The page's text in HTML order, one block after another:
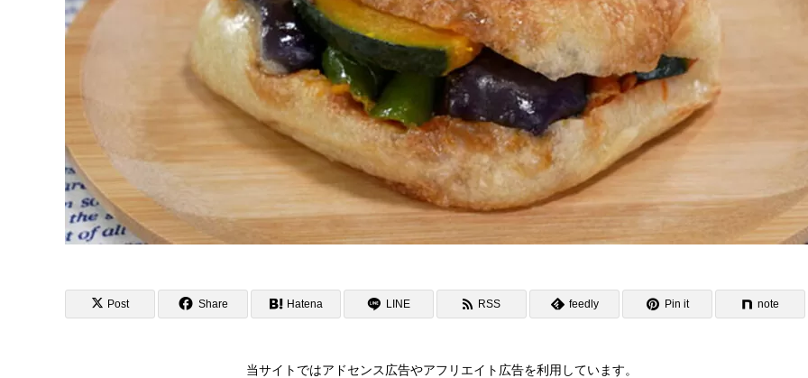
Post Share Hatena LINE RSS feedly Pin it note
当サイトではアドセンス広告やアフリエイト広告を利用しています。